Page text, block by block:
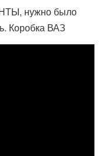
нужно было
Коробка ВАЗ